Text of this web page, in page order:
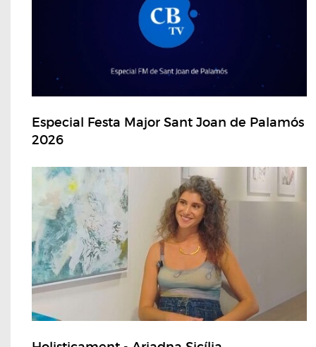
Especial Festa Major Sant Joan de Palamós
2026